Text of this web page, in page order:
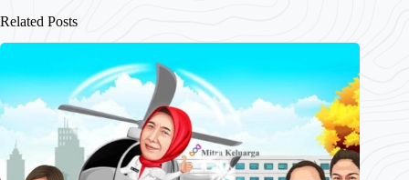
Related Posts